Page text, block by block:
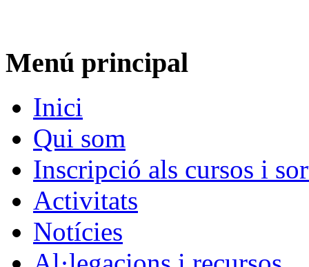
Menú principal
Inici
Qui som
Inscripció als cursos i
Activitats
Notícies